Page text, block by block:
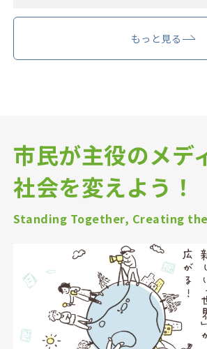
もっと見る
市民が主役のメデ
社会を変えよう！
Standing Together, Creating